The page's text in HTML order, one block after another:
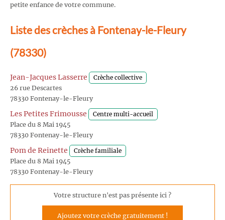
petite enfance de votre commune.
Liste des crèches à Fontenay-le-Fleury
(78330)
Jean-Jacques Lasserre Crèche collective
26 rue Descartes
78330 Fontenay-le-Fleury
Les Petites Frimousse Centre multi-accueil
Place du 8 Mai 1945
78330 Fontenay-le-Fleury
Pom de Reinette Crèche familiale
Place du 8 Mai 1945
78330 Fontenay-le-Fleury
Votre structure n'est pas présente ici ?
Ajoutez votre crèche gratuitement !